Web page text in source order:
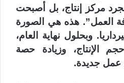
مركز إنتاج، بل أصبحت
العمل”. هذه هي الصورة
وبحلول نهاية العام،
الإنتاج، وزيادة حصة
عمل جديدة.